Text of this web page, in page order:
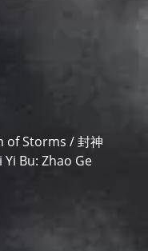
of Storms / 封神
Bu: Zhao Ge